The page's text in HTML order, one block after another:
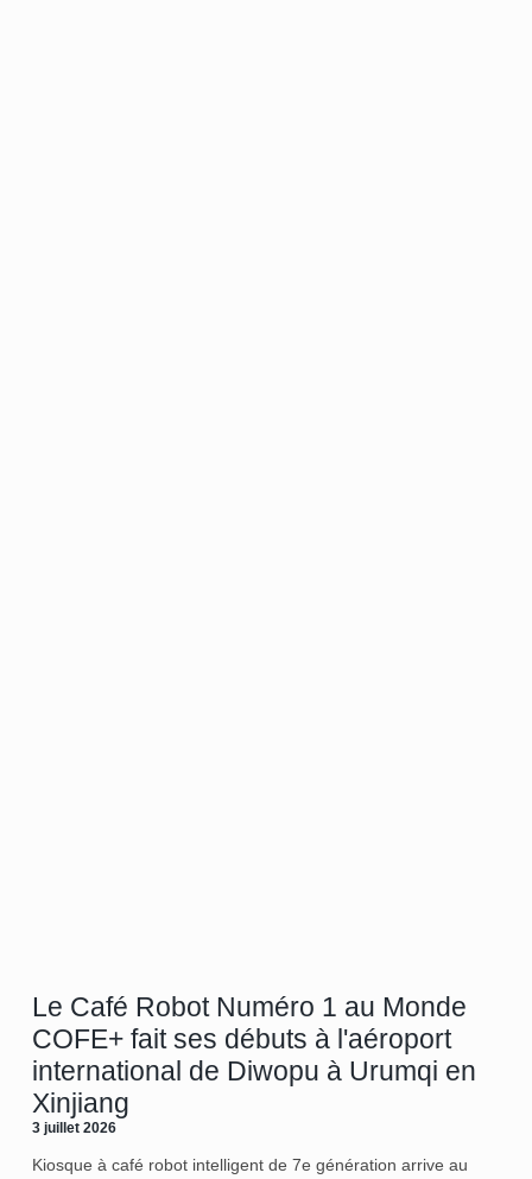
Le Café Robot Numéro 1 au Monde
COFE+ fait ses débuts à l'aéroport
international de Diwopu à Urumqi en
Xinjiang
3 juillet 2026
Kiosque à café robot intelligent de 7e génération arrive au